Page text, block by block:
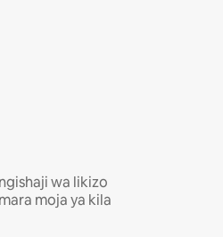
wa likizo
moja ya kila